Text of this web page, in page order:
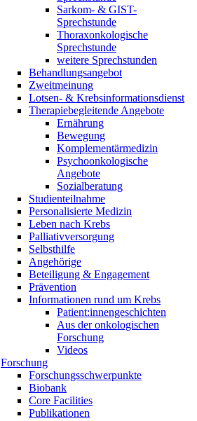
Sarkom- & GIST-
Sprechstunde
Thoraxonkologische
Sprechstunde
weitere Sprechstunden
Behandlungsangebot
Zweitmeinung
Lotsen- & Krebsinformationsdienst
Therapiebegleitende Angebote
Ernährung
Bewegung
Komplementärmedizin
Psychoonkologische
Angebote
Sozialberatung
Studienteilnahme
Personalisierte Medizin
Leben nach Krebs
Palliativversorgung
Selbsthilfe
Angehörige
Beteiligung & Engagement
Prävention
Informationen rund um Krebs
Patient:innengeschichten
Aus der onkologischen
Forschung
Videos
Forschung
Forschungsschwerpunkte
Biobank
Core Facilities
Publikationen